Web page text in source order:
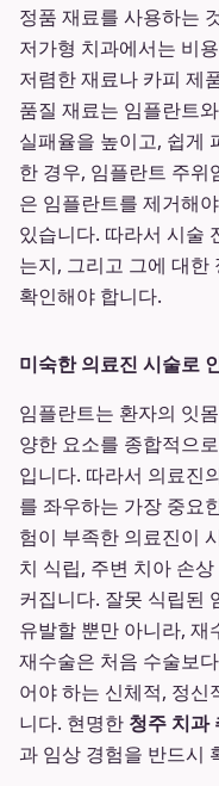
정품 재료를 사용하는
저가형 치과에서는 비
저렴한 재료나 카피 제
품질 재료는 임플란트
실패율을 높이고, 쉽게
한 경우, 임플란트 주위
은 임플란트를 제거해
있습니다. 따라서 시술
는지, 그리고 그에 대한
확인해야 합니다.
미숙한 의료진 시술로
임플란트는 환자의 잇
양한 요소를 종합적으
입니다. 따라서 의료진
를 좌우하는 가장 중요
험이 부족한 의료진이
치 식립, 주변 치아 손
커집니다. 잘못 식립된
유발할 뿐만 아니라, 재
재수술은 처음 수술보
어야 하는 신체적, 정신
니다. 현명한 청주 치과
과 임상 경험을 반드시